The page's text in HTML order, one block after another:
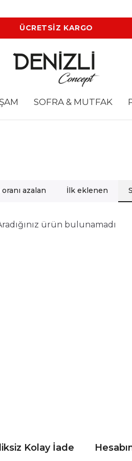
ÜCRETSİZ KARGO
SOFRA & MUTFAK
azalan İlk eklenen
ürün bulunamadı
Kolay İade